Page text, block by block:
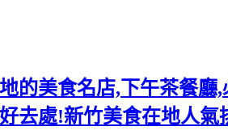
的美食名店,下午茶餐
去處!新竹美食在地人